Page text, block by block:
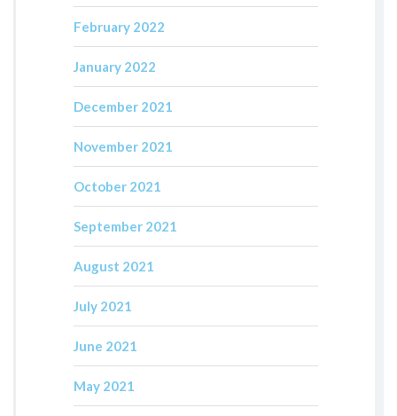
February 2022
January 2022
December 2021
November 2021
October 2021
September 2021
August 2021
July 2021
June 2021
May 2021